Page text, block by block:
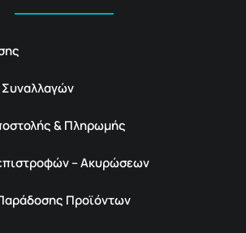
& Πληρωμής
– Ακυρώσεων
Προϊόντων